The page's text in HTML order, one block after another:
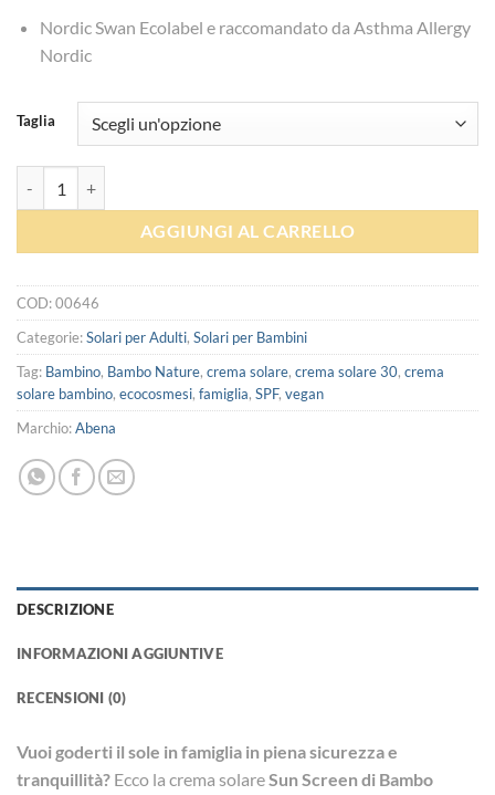
Nordic Swan Ecolabel e raccomandato da Asthma Allergy
Nordic
Taglia
AGGIUNGI AL CARRELLO
COD:00646
Categorie:Solari per Adulti, Solari per Bambini
Tag: Bambino, Bambo Nature, crema solare, crema solare 30, crema
solare bambino, ecocosmesi, famiglia, SPF, vegan
Marchio:Abena
DESCRIZIONE
INFORMAZIONI AGGIUNTIVE
RECENSIONI (0)
Vuoi goderti il sole in famiglia in piena sicurezza e
tranquillità? Ecco la crema solareSun Screen di Bambo